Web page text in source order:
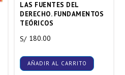
LAS FUENTES DEL
DERECHO. FUNDAMENTOS
TEÓRICOS
S/ 180.00
AÑADIR AL CARRITO